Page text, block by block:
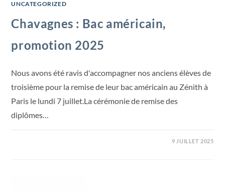
UNCATEGORIZED
Chavagnes : Bac américain,
promotion 2025
Nous avons été ravis d'accompagner nos anciens élèves de
troisième pour la remise de leur bac américain au Zénith à
Paris le lundi 7 juillet.La cérémonie de remise des
diplômes…
9 JUILLET 2025